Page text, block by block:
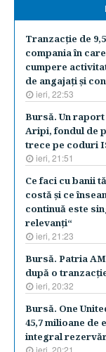
Tranzacţie de
compania în
cumpere
de angajaţi şi
ieri, 22:53
Bursă. Un
Aripi, fondul de
trece pe coduri
ieri, 21:51
Ce faci cu banii
costă şi ce
continuă este
relevanţi“
ieri, 21:23
Bursă. Patria
după o
ieri, 20:32
Bursă. One
45,7 milioane
integral
ieri, 20:21